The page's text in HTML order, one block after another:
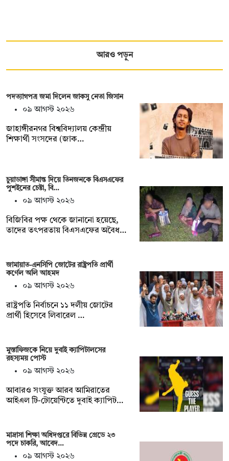
আরও পড়ুন
পদত্যাগপত্র জমা দিলেন জাকসু নেতা জিসান
০৯ আগস্ট ২০২৬
জাহাঙ্গীরনগর বিশ্ববিদ্যালয় কেন্দ্রীয়
শিক্ষার্থী সংসদের (জাক…
চুয়াডাঙ্গা সীমান্ত দিয়ে তিনজনকে বিএসএফের
পুশইনের চেষ্টা, বি…
০৯ আগস্ট ২০২৬
বিজিবির পক্ষ থেকে জানানো হয়েছে,
তাদের তৎপরতায় বিএসএফের অবৈধ…
জামায়াত-এনসিপি জোটের রাষ্ট্রপতি প্রার্থী
কর্ণেল অলি আহমদ
০৯ আগস্ট ২০২৬
রাষ্ট্রপতি নির্বাচনে ১১ দলীয় জোটের
প্রার্থী হিসেবে লিবারেল …
মুস্তাফিজকে নিয়ে দুবাই ক্যাপিটালসের
রহস্যময় পোস্ট
০৯ আগস্ট ২০২৬
আবারও সংযুক্ত আরব আমিরাতের
আইএল টি-টোয়েন্টিতে দুবাই ক্যাপিট…
মাদ্রাসা শিক্ষা অধিদপ্তরে বিভিন্ন গ্রেডে ২৩
পদে চাকরি, আবেদ…
০৯ আগস্ট ২০২৬